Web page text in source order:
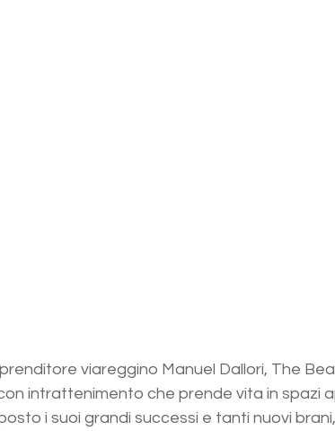
viareggino Manuel Dallori, The
intrattenimento che prende vita in spazi
i suoi grandi successi e tanti nuovi